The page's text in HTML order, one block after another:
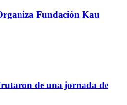
Fundación Kau
de una jornada de